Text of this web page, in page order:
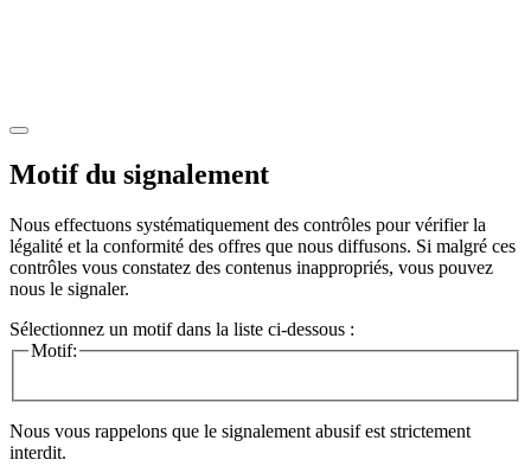
Motif du signalement
Nous effectuons systématiquement des contrôles pour vérifier la
légalité et la conformité des offres que nous diffusons. Si malgré ces
contrôles vous constatez des contenus inappropriés, vous pouvez
nous le signaler.
Sélectionnez un motif dans la liste ci-dessous :
Motif:
Nous vous rappelons que le signalement abusif est strictement
interdit.